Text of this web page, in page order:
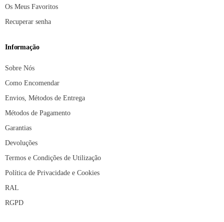
Os Meus Favoritos
Recuperar senha
Informação
Sobre Nós
Como Encomendar
Envios, Métodos de Entrega
Métodos de Pagamento
Garantias
Devoluções
Termos e Condições de Utilização
Política de Privacidade e Cookies
RAL
RGPD